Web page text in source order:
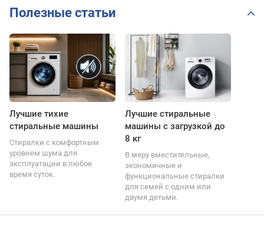
Полезные статьи
Лучшие тихие
стиральные машины
Стиралки с комфортным
уровнем шума для
эксплуатации в любое
время суток.
Лучшие стиральные
машины с загрузкой до
8 кг
В меру вместительные,
экономичные и
функциональные стиралки
для семей с одним или
двумя детьми.